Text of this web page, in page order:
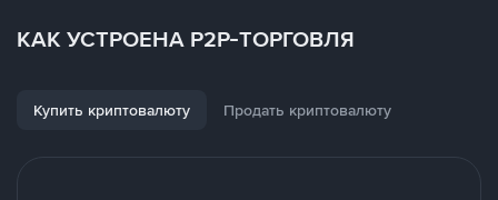
КАК УСТРОЕНА P2P-ТОРГОВЛЯ
Купить криптовалюту Продать криптовалюту